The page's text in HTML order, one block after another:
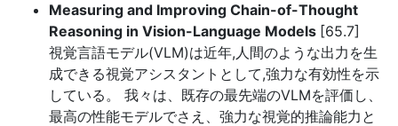
Measuring and Improving Chain-of-Thought
Reasoning in Vision-Language Models [65.7]
視覚言語モデル(VLM)は近年,人間のような出力を生
成できる視覚アシスタントとして,強力な有効性を示
している。 我々は、既存の最先端のVLMを評価し、
最高の性能モデルでさえ、強力な視覚的推論能力と